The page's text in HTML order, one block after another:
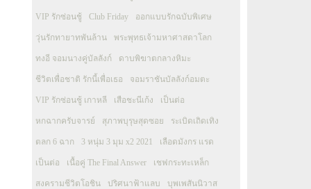
VIP รักซ่อนชู้ Club Friday ออกแบบรักฉบับพิเศษ
วุ่นรักทายาทพันล้าน พระพุทธเจ้ามหาศาสดาโลก
ทงอี จอมนางคู่บัลลังก์ ดาบพิฆาตกลางหิมะ
ชีวิตเพื่อชาติ รักนี้เพื่อเธอ จอมราชันบัลลังก์อมตะ
VIP รักซ่อนชู้ เกาหลี เสือชะนีเก้ง เป็นต่อ
หกฉากครับจารย์ สุภาพบุรุษสุดซอย ระเบิดเถิดเทิง
ตลก 6 ฉาก 3 หนุ่ม 3 มุม x2 2021 เลือดมังกร แรด
เป็นต่อ เนื้อคู่ The Final Answer เชฟกระทะเหล็ก
สงครามชีวิตโอชิน ปริศนาฟ้าแลบ บุพเพสันนิวาส